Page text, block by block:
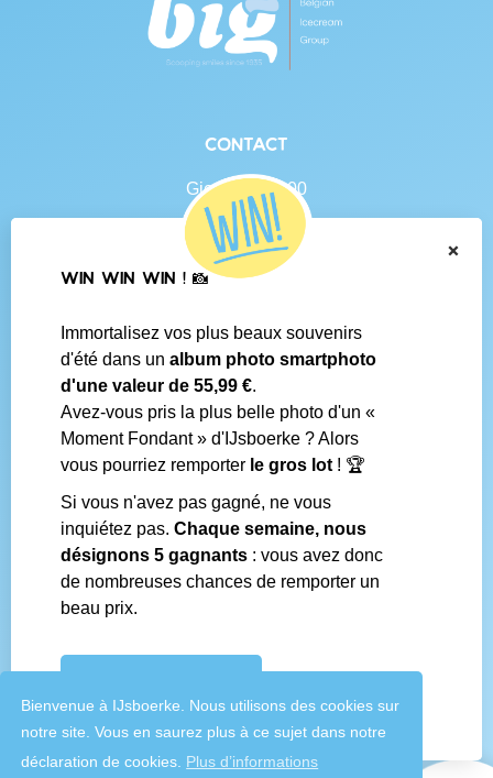
Bienvenue à IJsboerke. Nous utilisons des cookies sur
notre site. Vous en saurez plus à ce sujet dans notre
déclaration de cookies. Plus d’informations
Contact
Gierlebaan 100
B-2460 Tielen
BE 0438.625.684
Contact
Conditions générales
Questions fréquentes
Média social
Boutiques IJsboerke
Livrer votre courrier des fans
Concours IJsboerke
Réalisé par
×
WIN WIN WIN ! 📸
Immortalisez vos plus beaux souvenirs
d'été dans un album photo smartphoto
d'une valeur de 55,99 €.
Avez-vous pris la plus belle photo d'un «
Moment Fondant » d'IJsboerke ? Alors
vous pourriez remporter le gros lot ! 🏆
Si vous n'avez pas gagné, ne vous
inquiétez pas. Chaque semaine, nous
désignons 5 gagnants : vous avez donc
de nombreuses chances de remporter un
beau prix.